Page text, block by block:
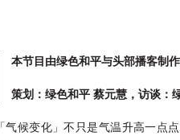
本节目由绿色和平与头部播客制
策划：绿色和平 蔡元慧，访谈：
「气候变化」不只是气温升高一